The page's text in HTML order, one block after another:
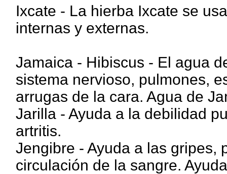
Ixcate - La hierba Ixcate se
internas y externas.
Jamaica - Hibiscus - El agua
sistema nervioso, pulmones,
arrugas de la cara. Agua de
Jarilla - Ayuda a la debilidad
artritis.
Jengibre - Ayuda a las gripes,
circulación de la sangre.